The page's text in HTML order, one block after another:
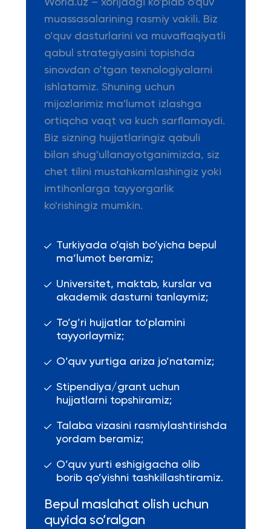
World.uz – xorijdagi ko'plab o'quv
muassasalarining rasmiy vakili. Biz
o’quv dasturlarini va muvaffaqiyatli
qabul strategiyasini topishda
sinovdan o’tgan texnologiyalarni
ishlatamiz. Shuning uchun
mijozlarimiz ma'lumot izlashga
ortiqcha vaqt va kuch sarflamaydi.
Biz sizning hujjatlaringiz qabuli
bilan shug'ullanayotganimizda, siz
chet tilini mustahkamlashingiz yoki
imtihonlarga tayyorgarlik
ko'rishingiz mumkin.
Turkiyada o’qish bo’yicha bepul
ma’lumot beramiz;
Universitet, maktab, kurslar va
akademik dasturni tanlaymiz;
To’g’ri hujjatlar to’plamini
tayyorlaymiz;
O’quv yurtiga ariza jo’natamiz;
Stipendiya/grant uchun
hujjatlarni topshiramiz;
Talaba vizasini rasmiylashtirishda
yordam beramiz;
O’quv yurti eshigigacha olib
borib qo’yishni tashkillashtiramiz.
Bepul maslahat olish uchun
quyida so’ralgan